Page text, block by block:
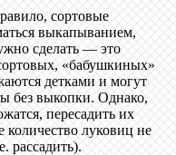
сортовые
выкапыванием,
сделать — это
«бабушкиных»
детками и могут
без выкопки. Однако,
пересадить их
количество луковиц не
рассадить).